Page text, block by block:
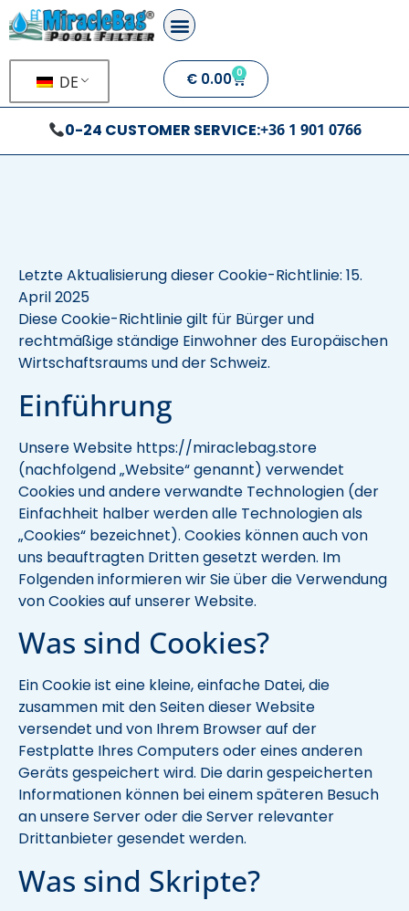
DE € 0.00 0
0-24 CUSTOMER SERVICE:+36 1 901 0766
Letzte Aktualisierung dieser Cookie-Richtlinie: 15.
April 2025
Diese Cookie-Richtlinie gilt für Bürger und
rechtmäßige ständige Einwohner des Europäischen
Wirtschaftsraums und der Schweiz.
Einführung
Unsere Website https://miraclebag.store
(nachfolgend „Website“ genannt) verwendet
Cookies und andere verwandte Technologien (der
Einfachheit halber werden alle Technologien als
„Cookies“ bezeichnet). Cookies können auch von
uns beauftragten Dritten gesetzt werden. Im
Folgenden informieren wir Sie über die Verwendung
von Cookies auf unserer Website.
Was sind Cookies?
Ein Cookie ist eine kleine, einfache Datei, die
zusammen mit den Seiten dieser Website
versendet und von Ihrem Browser auf der
Festplatte Ihres Computers oder eines anderen
Geräts gespeichert wird. Die darin gespeicherten
Informationen können bei einem späteren Besuch
an unsere Server oder die Server relevanter
Drittanbieter gesendet werden.
Was sind Skripte?